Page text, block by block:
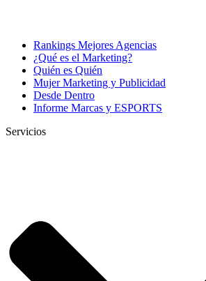
Rankings Mejores Agencias
¿Qué es el Marketing?
Quién es Quién
Mujer Marketing y Publicidad
Desde Dentro
Informe Marcas y ESPORTS
Servicios